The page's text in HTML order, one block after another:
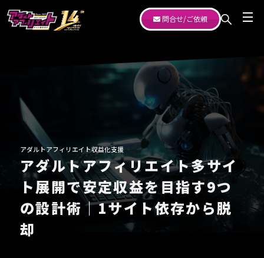
問合せ/ご依頼
アダルトアフィリエイト収益化支援
アダルトアフィリエイト多サイ
ト展開で安定収益を目指す9つ
の設計術｜1サイト依存から脱
却